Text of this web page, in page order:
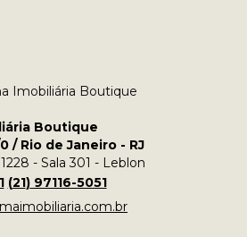
Boutique
/ Rio de Janeiro - RJ
- Sala 301 - Leblon
(21)97116-5051